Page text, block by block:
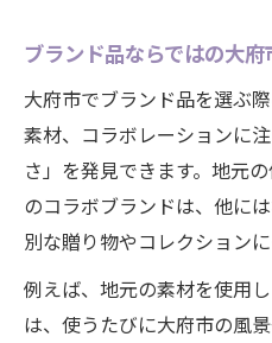
ブランド品ならではの大
大府市でブランド品を選ぶ
素材、コラボレーションに
さ」を発見できます。地元
のコラボブランドは、他に
別な贈り物やコレクションに
例えば、地元の素材を使用
は、使うたびに大府市の風